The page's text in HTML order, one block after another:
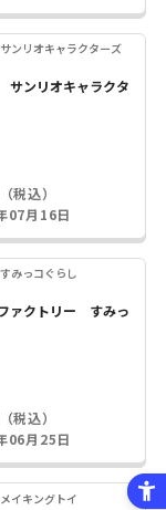
ンリオキャラクターズ
ンリオキャラクタ
税込）
07月16日
みっコぐらし
ァクトリー すみっ
税込）
06月25日
イキングトイ